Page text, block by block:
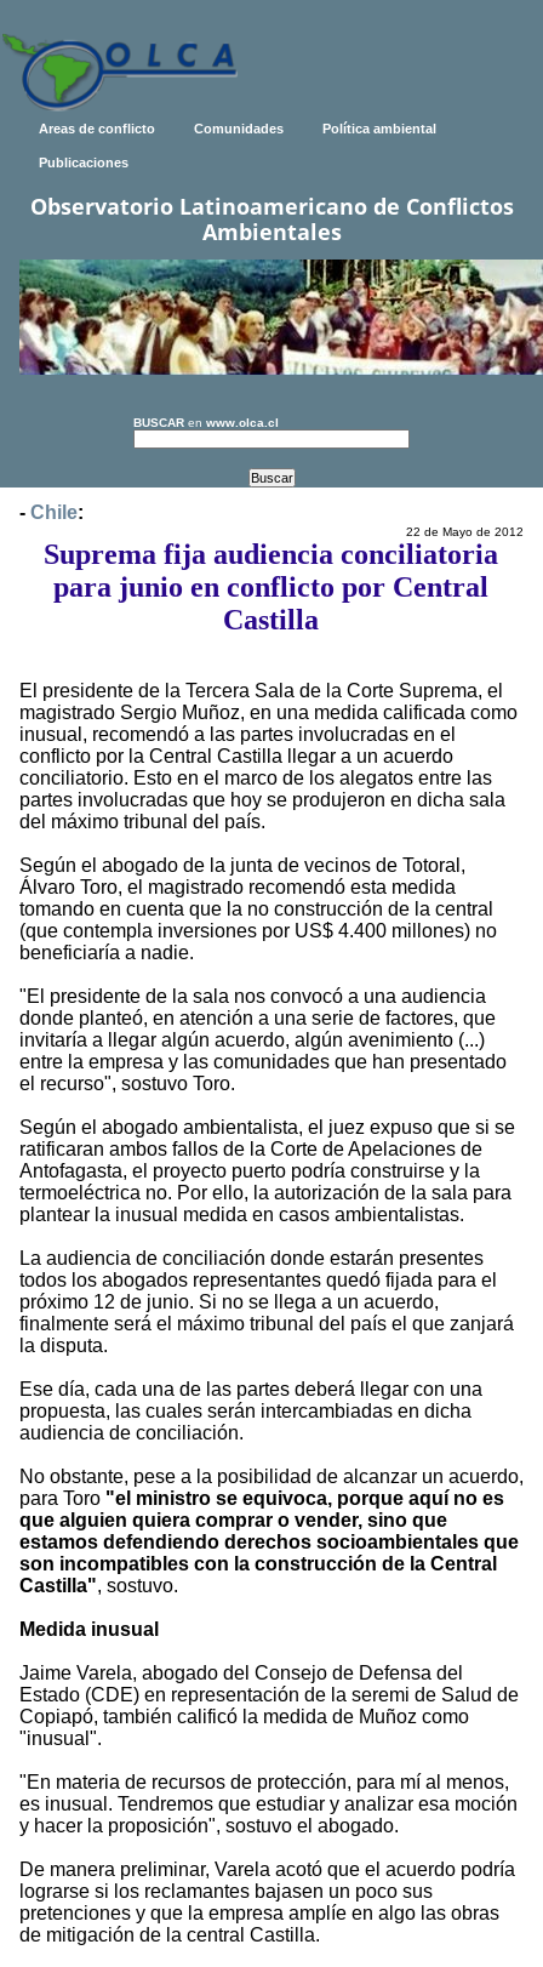
Areas de conflicto Comunidades Política ambiental
Publicaciones
Observatorio Latinoamericano de Conflictos
Ambientales
BUSCAR en www.olca.cl
- Chile:
22 de Mayo de 2012
Suprema fija audiencia conciliatoria
para junio en conflicto por Central
Castilla
El presidente de la Tercera Sala de la Corte Suprema, el
magistrado Sergio Muñoz, en una medida calificada como
inusual, recomendó a las partes involucradas en el
conflicto por la Central Castilla llegar a un acuerdo
conciliatorio. Esto en el marco de los alegatos entre las
partes involucradas que hoy se produjeron en dicha sala
del máximo tribunal del país.
Según el abogado de la junta de vecinos de Totoral,
Álvaro Toro, el magistrado recomendó esta medida
tomando en cuenta que la no construcción de la central
(que contempla inversiones por US$ 4.400 millones) no
beneficiaría a nadie.
"El presidente de la sala nos convocó a una audiencia
donde planteó, en atención a una serie de factores, que
invitaría a llegar algún acuerdo, algún avenimiento (...)
entre la empresa y las comunidades que han presentado
el recurso", sostuvo Toro.
Según el abogado ambientalista, el juez expuso que si se
ratificaran ambos fallos de la Corte de Apelaciones de
Antofagasta, el proyecto puerto podría construirse y la
termoeléctrica no. Por ello, la autorización de la sala para
plantear la inusual medida en casos ambientalistas.
La audiencia de conciliación donde estarán presentes
todos los abogados representantes quedó fijada para el
próximo 12 de junio. Si no se llega a un acuerdo,
finalmente será el máximo tribunal del país el que zanjará
la disputa.
Ese día, cada una de las partes deberá llegar con una
propuesta, las cuales serán intercambiadas en dicha
audiencia de conciliación.
No obstante, pese a la posibilidad de alcanzar un acuerdo,
para Toro "el ministro se equivoca, porque aquí no es
que alguien quiera comprar o vender, sino que
estamos defendiendo derechos socioambientales que
son incompatibles con la construcción de la Central
Castilla", sostuvo.
Medida inusual
Jaime Varela, abogado del Consejo de Defensa del
Estado (CDE) en representación de la seremi de Salud de
Copiapó, también calificó la medida de Muñoz como
"inusual".
"En materia de recursos de protección, para mí al menos,
es inusual. Tendremos que estudiar y analizar esa moción
y hacer la proposición", sostuvo el abogado.
De manera preliminar, Varela acotó que el acuerdo podría
lograrse si los reclamantes bajasen un poco sus
pretenciones y que la empresa amplíe en algo las obras
de mitigación de la central Castilla.